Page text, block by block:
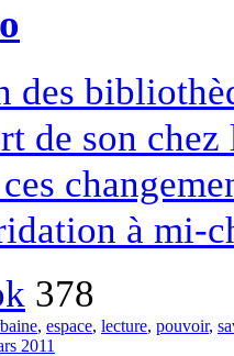
des
de son
à mi-
378
, espace, lecture, pouvoir,
2011